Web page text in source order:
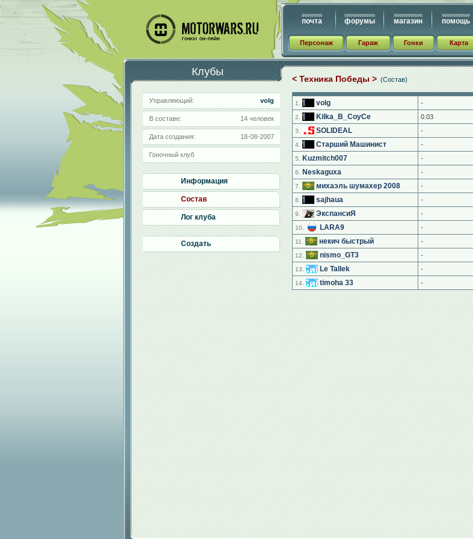
почта форумы магазин помощь
Персонаж
Гараж Гонки Карта
Клубы
Управляющий: volg
В составе: 14 человек
Дата создания: 18-08-2007
Гоночный клуб
Информация
Состав
Лог клуба
Создать
< Техника Победы > (Состав)
1. volg -
2. Kilka_B_CoyCe 0.03
3. SOLIDEAL -
4. Старший Машинист -
5. Kuzmitch007 -
6. Neskaguxa -
7. михаэль шумахер 2008 -
8. sajhaua -
9. ЭкспансиЯ -
10. LARA9 -
11. некич быстрый -
12. nismo_GT3 -
13. Le Tallek -
14. timoha 33 -